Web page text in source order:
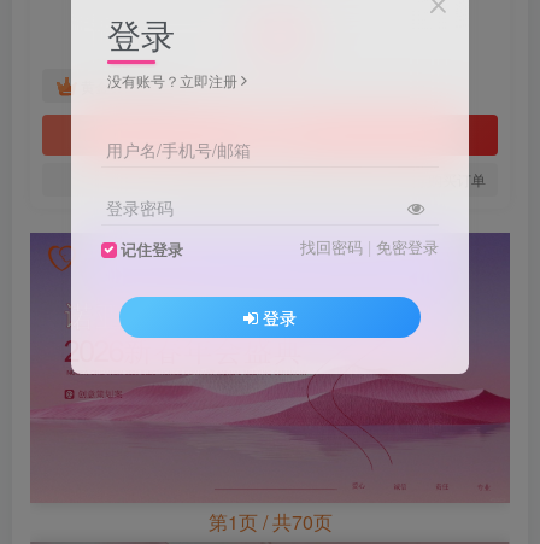
黄金会员免费
您当前未登录！建议登陆后购买，可保存购买订单
第1页 / 共70页
登录
没有账号？立即注册
用户名/手机号/邮箱
登录密码
记住登录 找回密码 | 免密登录
登录